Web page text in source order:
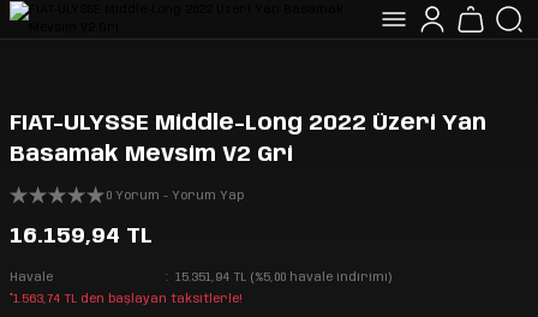
FIAT-ULYSSE Middle-Long 2022 Üzeri Yan
Basamak Mevsim V2 Gri
0 Yorum - Yorum Yap
16.159,94 TL
Havale
15.351,94 TL (%5,00 havale indirimi)
*1.563,74 TL den başlayan taksitlerle!